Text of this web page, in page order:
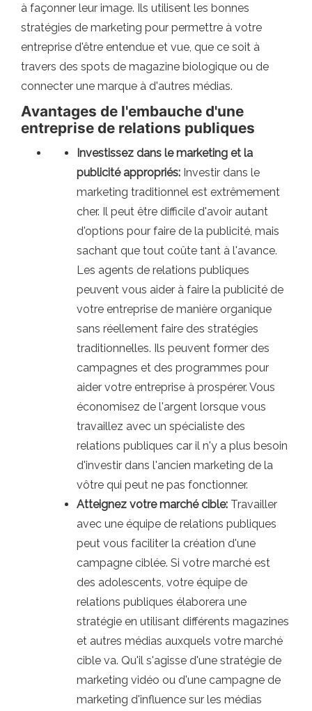
à façonner leur image. Ils utilisent les bonnes
stratégies de marketing pour permettre à votre
entreprise d'être entendue et vue, que ce soit à
travers des spots de magazine biologique ou de
connecter une marque à d'autres médias.
Avantages de l'embauche d'une
entreprise de relations publiques
Investissez dans le marketing et la
publicité appropriés: Investir dans le
marketing traditionnel est extrêmement
cher. Il peut être difficile d'avoir autant
d'options pour faire de la publicité, mais
sachant que tout coûte tant à l'avance.
Les agents de relations publiques
peuvent vous aider à faire la publicité de
votre entreprise de manière organique
sans réellement faire des stratégies
traditionnelles. Ils peuvent former des
campagnes et des programmes pour
aider votre entreprise à prospérer. Vous
économisez de l'argent lorsque vous
travaillez avec un spécialiste des
relations publiques car il n'y a plus besoin
d'investir dans l'ancien marketing de la
vôtre qui peut ne pas fonctionner.
Atteignez votre marché cible: Travailler
avec une équipe de relations publiques
peut vous faciliter la création d'une
campagne ciblée. Si votre marché est
des adolescents, votre équipe de
relations publiques élaborera une
stratégie en utilisant différents magazines
et autres médias auxquels votre marché
cible va. Qu'il s'agisse d'une stratégie de
marketing vidéo ou d'une campagne de
marketing d'influence sur les médias